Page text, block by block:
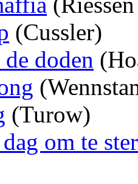
(Cussler)
doden
(Turow)
om te